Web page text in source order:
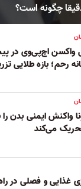
واکسن اچ‌پی‌وی در
واکنش ایمنی بدن را
می‌کند
غذایی و فصلی در